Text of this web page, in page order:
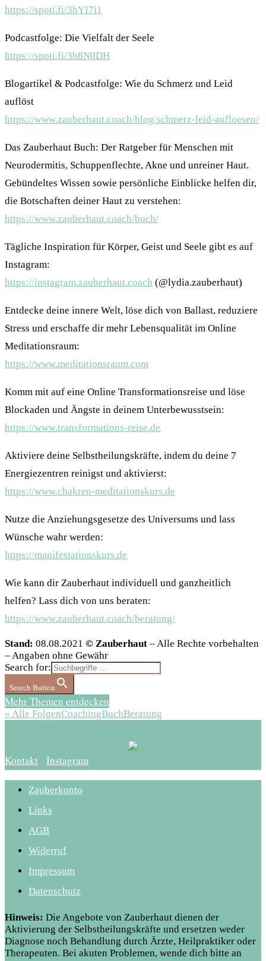
https://spoti.fi/3hYI7i1
Podcastfolge: Die Vielfalt der Seele
https://spoti.fi/3b8N0DH
Blogartikel & Podcastfolge: Wie du Schmerz und Leid
auflöst
https://www.zauberhaut.coach/blog/schmerz-leid-aufloesen/
Das Zauberhaut Buch: Der Ratgeber für Menschen mit
Neurodermitis, Schuppenflechte, Akne und unreiner Haut.
Gebündeltes Wissen sowie persönliche Einblicke helfen dir,
die Botschaften deiner Haut zu verstehen:
https://www.zauberhaut.coach/buch/
Tägliche Inspiration für Körper, Geist und Seele gibt es auf
Instagram:
https://instagram.zauberhaut.coach (@lydia.zauberhaut)
Entdecke deine innere Welt, löse dich von Ballast, reduziere
Stress und erschaffe dir mehr Lebensqualität im Online
Meditationsraum:
https://www.meditationsraum.com
Komm mit auf eine Online Transformationsreise und löse
Blockaden und Ängste in deinem Unterbewusstsein:
https://www.transformations-reise.de
Aktiviere deine Selbstheilungskräfte, indem du deine 7
Energiezentren reinigst und aktivierst:
https://www.chakren-meditationskurs.de
Nutze die Anziehungsgesetze des Universums und lass
Wünsche wahr werden:
https://manifestationskurs.de
Wie kann dir Zauberhaut individuell und ganzheitlich
helfen? Lass dich von uns beraten:
https://www.zauberhaut.coach/beratung/
Stand: 08.08.2021 © Zauberhaut – Alle Rechte vorbehalten
– Angaben ohne Gewähr
Search for:
Search Button
Mehr Themen entdecken
« Alle FolgenCoachingBuchBeratung
Kontakt Instagram
Zauberkonto
Links
AGB
Widerruf
Impressum
Datenschutz
Hinweis: Die Angebote von Zauberhaut dienen der
Aktivierung der Selbstheilungskräfte und ersetzen weder
Diagnose noch Behandlung durch Ärzte, Heilpraktiker oder
Therapeuten. Bei akuten Problemen, wende dich bitte an